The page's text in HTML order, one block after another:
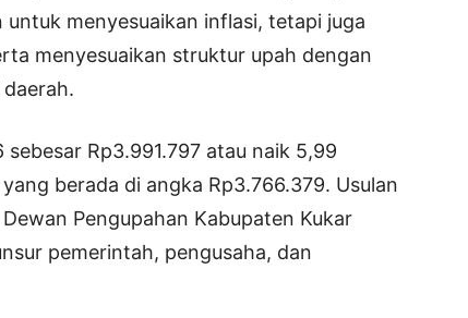
menyesuaikan inflasi, tetapi juga
menyesuaikan struktur upah dengan
Rp3.991.797 atau naik 5,99
berada di angka Rp3.766.379. Usulan
Pengupahan Kabupaten Kukar
pemerintah, pengusaha, dan